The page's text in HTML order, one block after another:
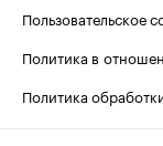
Пользовательское
Политика в
Политика